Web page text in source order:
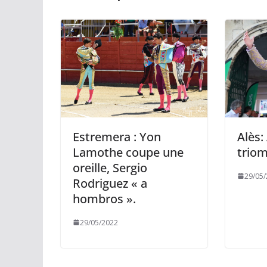
Estremera : Yon
Lamothe coupe une
oreille, Sergio
Rodriguez « a
hombros ».
29/05/2022
29/